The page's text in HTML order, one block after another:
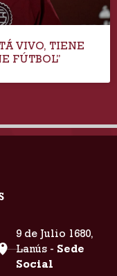
VIVO, TIENE
FÚTBOL”
9 de Julio 1680,
Lanús - Sede
Social